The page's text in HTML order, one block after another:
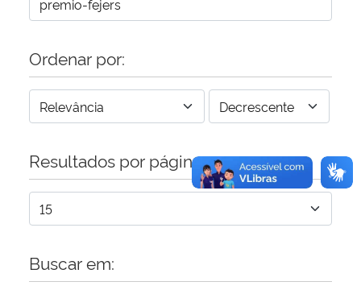
Ordenar por:
Resultados por página:
Buscar em: